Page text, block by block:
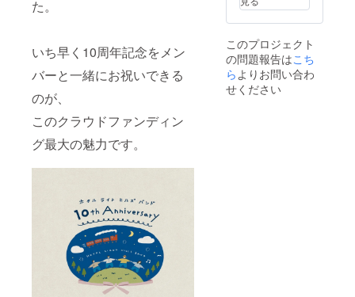
た。
いち早く10周年記念をメン
バーと一緒にお祝いできる
のが、
このクラウドファンディン
グ最大の魅力です。
をご記
入くだ
さい。
※記入が
ない場
合は
CAMPF
※セッ
ション
時は
2021年
3月〜4
月を予
だきま
す。 ※
があれ
ば演奏
場所や
演奏形
態につ
します
大切な
に贈る
歌を一
緒につ
くりま
す まず
年ベス
トスタ
イブア
ルバ
ム）
2021年
3月以降
このプロジェクト
の問題報告はこち
ら よりお問い合わ
せください